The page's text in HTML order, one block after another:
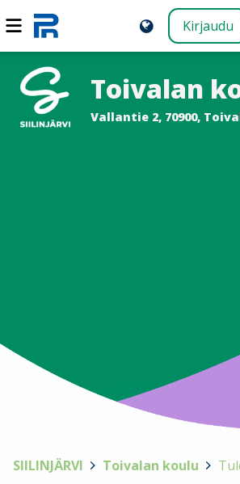
Kirjaudu
Toivalan
Vallantie 2, 70900,
SIILINJÄRVI Toivalan koulu